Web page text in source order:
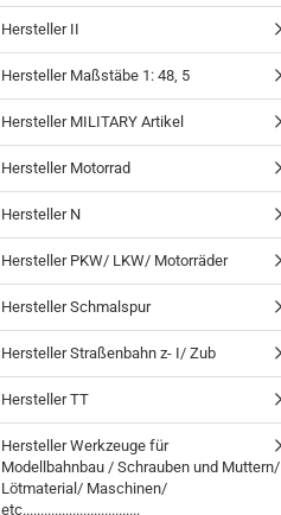
Hersteller II
Hersteller Maßstäbe 1: 48, 5
Hersteller MILITARY Artikel
Hersteller Motorrad
Hersteller N
Hersteller PKW/ LKW/ Motorräder
Hersteller Schmalspur
Hersteller Straßenbahn z- I/ Zub
Hersteller TT
Hersteller Werkzeuge für
Modellbahnbau / Schrauben und Muttern/
Lötmaterial/ Maschinen/
etc.................................